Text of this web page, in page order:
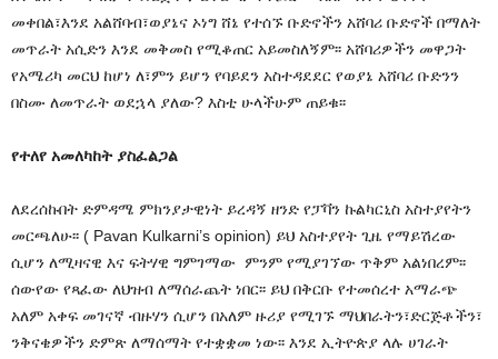
መቀበል፣እንደ አልሸባብ፣ወያኔና ኦነግ ሸኔ የተሰኙ ቡድኖችን አሸባሪ ቡድኖች በማለት
መጥራት አሲድን እንደ መቅመስ የሚቆጠር አይመስለኝም፡፡ አሸባሪዎችን መዋጋት
የአሜሪካ መርህ ከሆነ ለ፣ምን ይሆን የባይደን አስተዳደደር የወያኔ አሸባሪ ቡድንን
በስሙ ለመጥራት ወደኋላ ያለው? እስቲ ሁላችሁም ጠይቁ፡፡
የተለየ አመለካከት ያስፈልጋል
ለደረሰኩበት ድምዳሜ ምክንያታዊነት ይረዳኝ ዘንድ የፓቫን ኩልካርኒስ አስተያየትን
መርጫለሁ፡፡ ( Pavan Kulkarni’s opinion) ይህ አስተያየት ጊዜ የማይሽረው
ሲሆን ለሚዛናዊ እና ፍትሃዊ ግምገማው ምንም የሚያገኘው ጥቅም አልነበረም፡፡
ሰውየው የጻፈው ለህዝብ ለማሰራጨት ነበር፡፡ ይህ በቅርቡ የተመሰረተ አማራጭ
አለም አቀፍ መገናኛ ብዙሃን ሲሆን በአለም ዙሪያ የሚገኙ ማህበራትን፣ድርጅቶችን፣
ንቅናቄዎችን ድምጽ ለማሰማት የተቋቋመ ነው፡፡ እንደ ኢትዮጵያ ላሉ ሀገራት